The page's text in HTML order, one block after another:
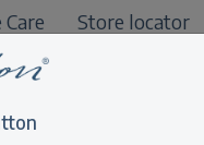
Store locator